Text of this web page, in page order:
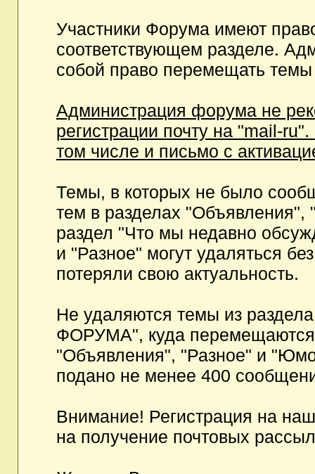
Участники Форума имеют
соответствующем разделе.
собой право перемещать темы
Администрация форума не
регистрации почту на "mail-
том числе и письмо с
Темы, в которых не было
тем в разделах
раздел "Что мы недавно
и "Разное" могут удаляться
потеряли свою актуальность.
Не удаляются темы из
ФОРУМА", куда перемещаются
"Объявления", "Разное" и
подано не менее 400
Внимание! Регистрация на
на получение почтовых